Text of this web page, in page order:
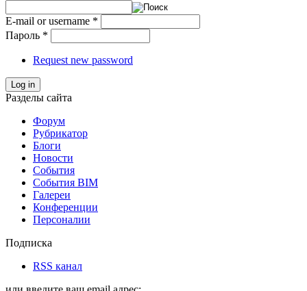
E-mail or username *
Пароль *
Request new password
Log in
Разделы сайта
Форум
Рубрикатор
Блоги
Новости
События
События BIM
Галереи
Конференции
Персоналии
Подписка
RSS канал